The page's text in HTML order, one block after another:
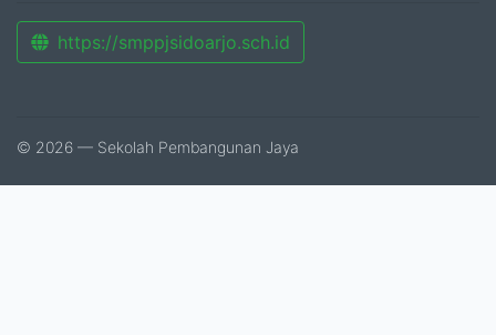
https://smppjsidoarjo.sch.id
© 2026 — Sekolah Pembangunan Jaya